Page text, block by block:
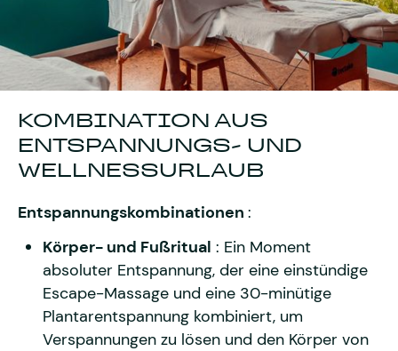
KOMBINATION AUS
ENTSPANNUNGS- UND
WELLNESSURLAUB
Entspannungskombinationen :
Körper- und Fußritual : Ein Moment
absoluter Entspannung, der eine einstündige
Escape-Massage und eine 30-minütige
Plantarentspannung kombiniert, um
Verspannungen zu lösen und den Körper von